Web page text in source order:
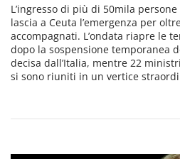
L’ingresso di più di 50mila persone
lascia a Ceuta l’emergenza per
accompagnati. L’ondata riapre le
dopo la sospensione temporanea
decisa dall’Italia, mentre 22
si sono riuniti in un vertice